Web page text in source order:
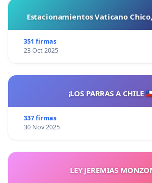
Estacionamientos Vaticano
351 firmas
23 Oct 2025
¡LOS PARRAS A CHILE
337 firmas
30 Nov 2025
LEY JEREMIAS